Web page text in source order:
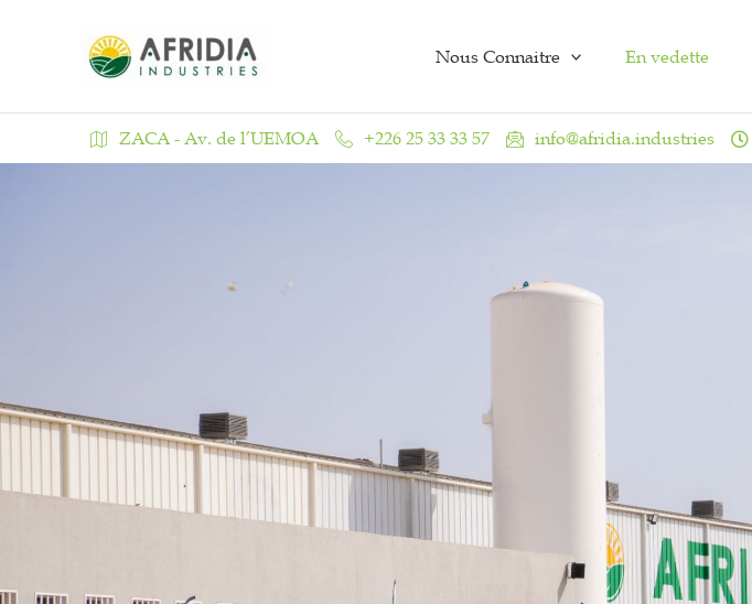
Nous Connaitre En vedette
ZACA - Av. de l’UEMOA +226 25 33 33 57 info@afridia.industries